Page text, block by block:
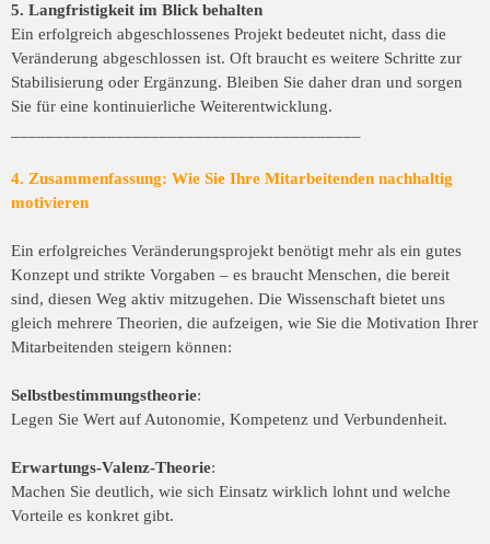
5. Langfristigkeit im Blick behalten
Ein erfolgreich abgeschlossenes Projekt bedeutet nicht, dass die
Veränderung abgeschlossen ist. Oft braucht es weitere Schritte zur
Stabilisierung oder Ergänzung. Bleiben Sie daher dran und sorgen
Sie für eine kontinuierliche Weiterentwicklung.
4. Zusammenfassung: Wie Sie Ihre Mitarbeitenden nachhaltig
motivieren
Ein erfolgreiches Veränderungsprojekt benötigt mehr als ein gutes
Konzept und strikte Vorgaben – es braucht Menschen, die bereit
sind, diesen Weg aktiv mitzugehen. Die Wissenschaft bietet uns
gleich mehrere Theorien, die aufzeigen, wie Sie die Motivation Ihrer
Mitarbeitenden steigern können:
Selbstbestimmungstheorie:
Legen Sie Wert auf Autonomie, Kompetenz und Verbundenheit.
Erwartungs-Valenz-Theorie:
Machen Sie deutlich, wie sich Einsatz wirklich lohnt und welche
Vorteile es konkret gibt.